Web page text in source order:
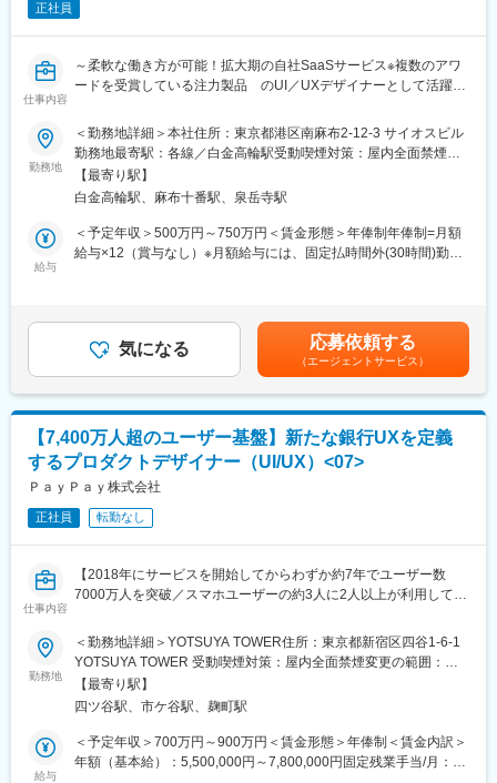
<具体的な業務内容>
・体験コンセプト・UX方針の策定
・情報設計・インタラクション設計
・プロトタイピングと検証
・チームとの共創・合意形成
・継続的な改善と価値向上
■プロジェクト事例：
・化粧品メーカーにおけるマーケティング トランスフォーメーシ
・飲料メーカーにおけるロイヤルティプログラム開発及びアプリ
グロース支援
2015年から開始した組織風土改革“Project PRIDE”により、有給取
得率は84％、女性比率も30.4％へ増加。離職率が半減し、残業時
間減少等改善が進んでいます。制度面では「18時以降の会議原則
禁止」「残業ルール厳格化」「短日短時間勤務制度の導入」など
を実施。仕事とプライベートともに充実させ、生産性向上を生む
ツール共有・活用を奨励する等の意識向上に繋がっています。
変更の範囲：会社の定める業務
正社員
仕事内容
～柔軟な働き方が可能！拡大期の自社SaaSサービス※複数のアワ
ードを受賞している注力製品 のUI／UXデザイナーとして活躍可
●スタンダード上場・サイオスGの主力SaaS製品！拡大期の事業
に貢献
●提供から14年、SaaSアワード大企業部門入賞の注力製品です
●SaaSアワード受賞/継続契約率99.6%/10年導入いただいている実
績も
●「リモートOK×残業11.2時間×フルフレックス」で働き方も整う
テム開発やSI・SaaS事業によって11期連続売上向上を誇るスタン
ダード上場企業です
Flow」のUI／UXデザイン担当としてご活躍いただけます
■業務詳細
・製品のUIデザイン（新機能・既存画面のリデザイン）
・Figma等を用いたワイヤーフレーム・プロトタイプの作成
・UXリサーチの企画・実施（ユーザーインタビュー、ユーザビリ
ティテスト等）
・リサーチ結果の分析・レポーティングと施策提案
・PdM・エンジニアとの協働によるデザインレビュー・仕様策定
・デザインガイドラインの整備・運用
■SaaS製品「Gluegent Flow」
業界問わず、大手企業様を中心にご利用いただいているワークフ
ローシステムです。他システムとのAPI連携に強みを持ち、UIも優
れているため顧客の要件に対し幅広くお答えすることができま
AWARD 2023」では大企業導入事例の部門で一位を受賞するなど
高い満足度とクオリティを誇るサービスです。
勤務地
＜勤務地詳細＞本社住所：東京都港区南麻布2-12-3 サイオスビル
勤務地最寄駅：各線／白金高輪駅受動喫煙対策：屋内全面禁煙変
更の範囲：会社の定める事業所（リモートワーク含む）
【最寄り駅】
白金高輪駅、麻布十番駅、泉岳寺駅
給与
＜予定年収＞500万円～750万円＜賃金形態＞年俸制年俸制=月額
給与×12（賞与なし）※月額給与には、固定払時間外(30時間)勤務
月額＞471,876円～735,400円（12分割）（一律手当を含む）＜昇
給有無＞有＜残業手当＞有＜給与補足＞■昇給：年1回（4月）賃
金はあくまでも目安の金額であり、選考を通じて上下する可能性
があります。月給(月額)は固定手当を含めた表記です。
気になる 応募依頼する
（エージェントサービス）
【7,400万人超のユーザー基盤】新たな銀行UXを定義
するプロダクトデザイナー（UI/UX）<07>
ＰａｙＰａｙ株式会社
正社員 転勤なし
仕事内容
【2018年にサービスを開始してからわずか約7年でユーザー数
7000万人を突破／スマホユーザーの約3人に2人以上が利用してい
■募集背景：
事業成長に伴い、従業員数も急拡大しており、事業成長に向けた
組織体制の強化が急務とされています。
■配属部署
配属先組織は、PayPay銀行のプロダクトデザインチームです。
勤務地
＜勤務地詳細＞YOTSUYA TOWER住所：東京都新宿区四谷1-6-1
YOTSUYA TOWER 受動喫煙対策：屋内全面禁煙変更の範囲：会
社の定める事業所（リモートワーク含む）
【最寄り駅】
四ツ谷駅、市ケ谷駅、麹町駅
給与
＜予定年収＞700万円～900万円＜賃金形態＞年俸制＜賃金内訳＞
年額（基本給）：5,500,000円～7,800,000円固定残業手当/月：